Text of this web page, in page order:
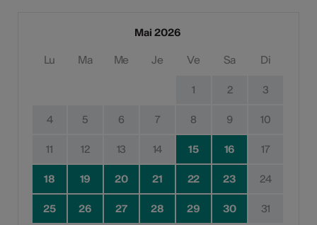
Mai 2026
Lu Ma Me Je Ve Sa Di
1 2 3
4 5 6 7 8 9 10
11 12 13 14 15 16 17
18 19 20 21 22 23 24
25 26 27 28 29 30 31